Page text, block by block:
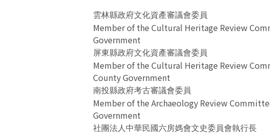
雲林縣政府文化資產審議會委員
Member of the Cultural Heritage Review
Government
屏東縣政府文化資產審議會委員
Member of the Cultural Heritage Review
County Government
南投縣政府考古審議會委員
Member of the Archaeology Review
Government
社團法人中華民國六房媽會文史委員會執行長